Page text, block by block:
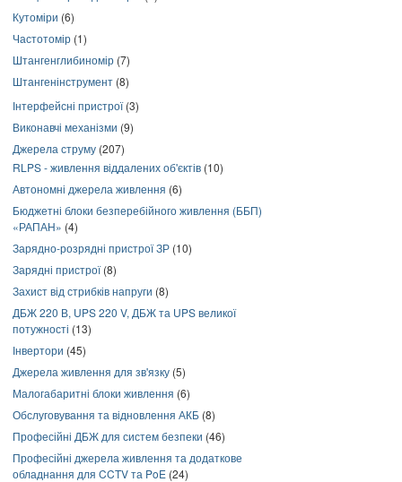
Кутоміри (6)
Частотомір (1)
Штангенглибиномір (7)
Штангенінструмент (8)
Інтерфейсні пристрої(3)
Виконавчі механізми (9)
Джерела струму (207)
RLPS - живлення віддалених об'єктів (10)
Автономні джерела живлення (6)
Бюджетні блоки безперебійного живлення (ББП)
«РАПАН» (4)
Зарядно-розрядні пристрої ЗР (10)
Зарядні пристрої(8)
Захист від стрибків напруги (8)
ДБЖ 220 В, UPS 220 V, ДБЖ та UPS великої
потужності (13)
Інвертори (45)
Джерела живлення для зв'язку (5)
Малогабаритні блоки живлення (6)
Обслуговування та відновлення АКБ (8)
Професійні ДБЖ для систем безпеки (46)
Професійні джерела живлення та додаткове
обладнання для CCTV та PoE (24)